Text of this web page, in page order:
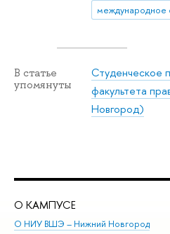
В статье
упомянуты
Студенческое
факультета
Новгород)
О КАМПУСЕ
О НИУ ВШЭ – Нижний Новгород